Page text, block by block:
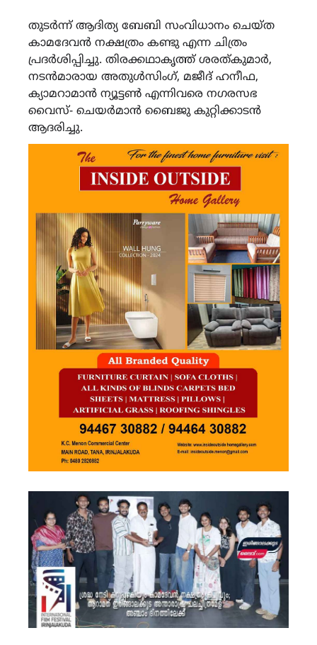
തുടർന്ന് ആദിത്യ ബേബി സംവിധാനം ചെയ്ത
കാമദേവൻ നക്ഷത്രം കണ്ടു എന്ന ചിത്രം
പ്രദർശിപ്പിച്ചു. തിരക്കഥാകൃത്ത് ശരത്കുമാർ,
നടൻമാരായ അതുൾസിംഗ്, മജീദ് ഹനീഫ,
ക്യാമറാമാൻ ന്യൂട്ടൺ എന്നിവരെ നഗരസഭ
വൈസ്- ചെയർമാൻ ബൈജു കുറ്റിക്കാടൻ
ആദരിച്ചു.